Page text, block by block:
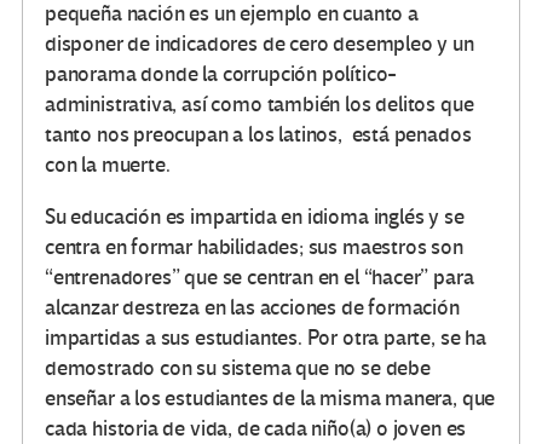
pequeña nación es un ejemplo en cuanto a
disponer de indicadores de cero desempleo y un
panorama donde la corrupción político-
administrativa, así como también los delitos que
tanto nos preocupan a los latinos, está penados
con la muerte.
Su educación es impartida en idioma inglés y se
centra en formar habilidades; sus maestros son
“entrenadores” que se centran en el “hacer” para
alcanzar destreza en las acciones de formación
impartidas a sus estudiantes. Por otra parte, se ha
demostrado con su sistema que no se debe
enseñar a los estudiantes de la misma manera, que
cada historia de vida, de cada niño(a) o joven es